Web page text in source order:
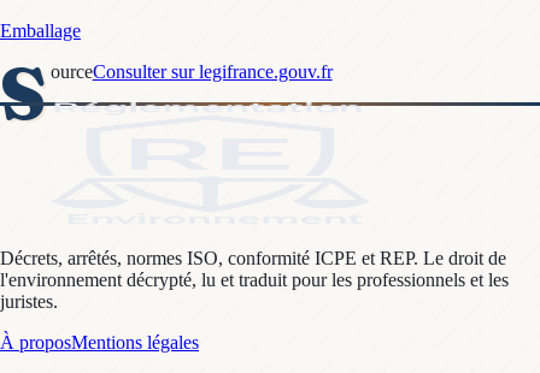
Emballage
S ourceConsulter sur legifrance.gouv.fr
Décrets, arrêtés, normes ISO, conformité ICPE et REP. Le droit de
l'environnement décrypté, lu et traduit pour les professionnels et les
juristes.
À proposMentions légales